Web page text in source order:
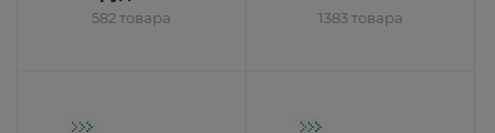
582 товара 1383 товара